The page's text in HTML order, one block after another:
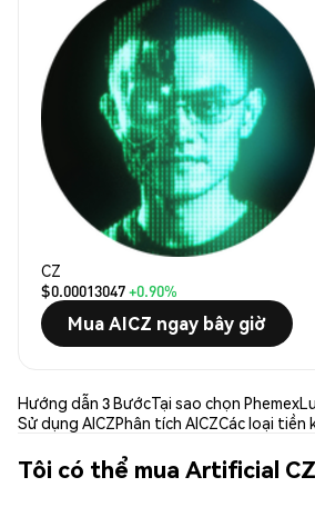
CZ
$0.00013047+0.90%
Mua AICZ ngay bây giờ
Hướng dẫn 3 BướcTại sao chọn Phemex
Sử dụng AICZPhân tích AICZCác loại tiền
Tôi có thể mua Artificial